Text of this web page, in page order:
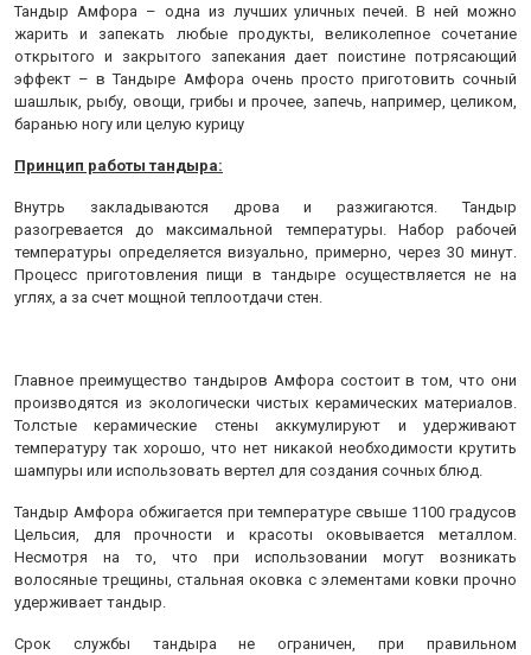
Тандыр Амфора – одна из лучших уличных печей. В ней можно
жарить и запекать любые продукты, великолепное сочетание
открытого и закрытого запекания дает поистине потрясающий
эффект – в Тандыре Амфора очень просто приготовить сочный
шашлык, рыбу, овощи, грибы и прочее, запечь, например, целиком,
баранью ногу или целую курицу
Принцип работы тандыра:
Внутрь закладываются дрова и разжигаются. Тандыр
разогревается до максимальной температуры. Набор рабочей
температуры определяется визуально, примерно, через 30 минут.
Процесс приготовления пищи в тандыре осуществляется не на
углях, а за счет мощной теплоотдачи стен.
Главное преимущество тандыров Амфора состоит в том, что они
производятся из экологически чистых керамических материалов.
Толстые керамические стены аккумулируют и удерживают
температуру так хорошо, что нет никакой необходимости крутить
шампуры или использовать вертел для создания сочных блюд.
Тандыр Амфора обжигается при температуре свыше 1100 градусов
Цельсия, для прочности и красоты оковывается металлом.
Несмотря на то, что при использовании могут возникать
волосяные трещины, стальная оковка с элементами ковки прочно
удерживает тандыр.
Срок службы тандыра не ограничен, при правильном